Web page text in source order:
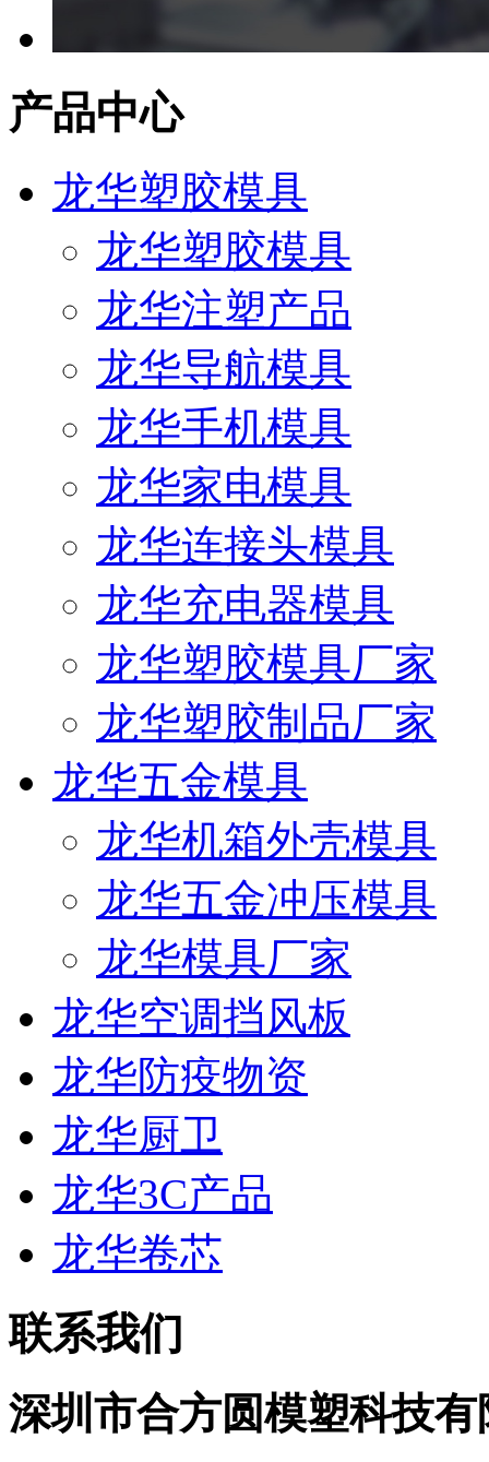
产品中心
龙华塑胶模具
龙华塑胶模具
龙华注塑产品
龙华导航模具
龙华手机模具
龙华家电模具
龙华连接头模具
龙华充电器模具
龙华塑胶模具厂家
龙华塑胶制品厂家
龙华五金模具
龙华机箱外壳模具
龙华五金冲压模具
龙华模具厂家
龙华空调挡风板
龙华防疫物资
龙华厨卫
龙华3C产品
龙华卷芯
联系我们
深圳市合方圆模塑科技有